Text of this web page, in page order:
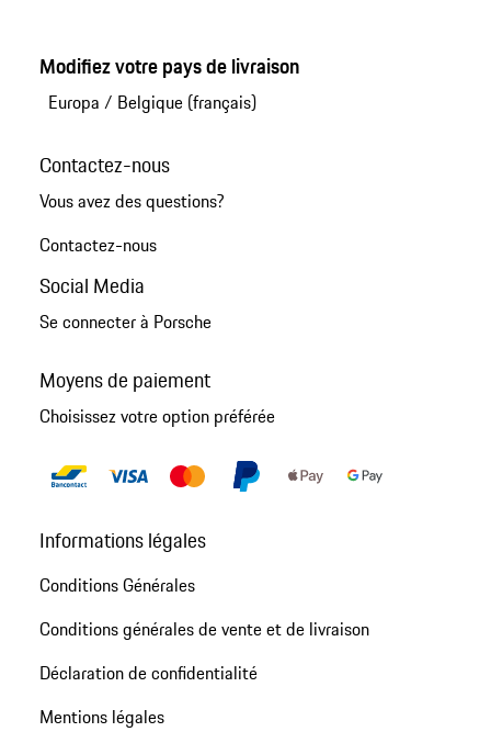
Modifiez votre pays de livraison
Europa / Belgique (français)
Contactez-nous
Vous avez des questions?
Contactez-nous
Social Media
Se connecter à Porsche
Moyens de paiement
Choisissez votre option préférée
Informations légales
Conditions Générales
Conditions générales de vente et de livraison
Déclaration de confidentialité
Mentions légales